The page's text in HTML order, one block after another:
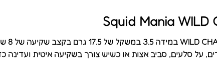
סלעים, סביב אצות או כשיש צורך בשקיעה איטית ועדינה